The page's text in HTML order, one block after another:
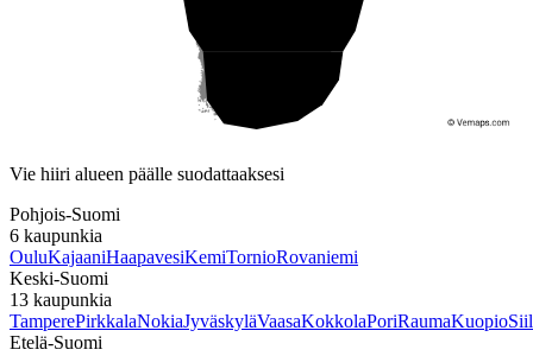
Vie hiiri alueen päälle suodattaaksesi
Pohjois-Suomi
6 kaupunkia
OuluKajaaniHaapavesiKemiTornioRovaniemi
Keski-Suomi
13 kaupunkia
TamperePirkkalaNokiaJyväskyläVaasaKokkolaPoriRaumaKuopio
Etelä-Suomi